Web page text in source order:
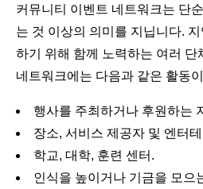
커뮤니티 이벤트 네트워크는 단
는 것 이상의 의미를 지닙니다.
하기 위해 함께 노력하는 여러 단
네트워크에는 다음과 같은 활동
행사를 주최하거나 후원하는
장소, 서비스 제공자 및 엔터
학교, 대학, 훈련 센터.
인식을 높이거나 기금을 모으